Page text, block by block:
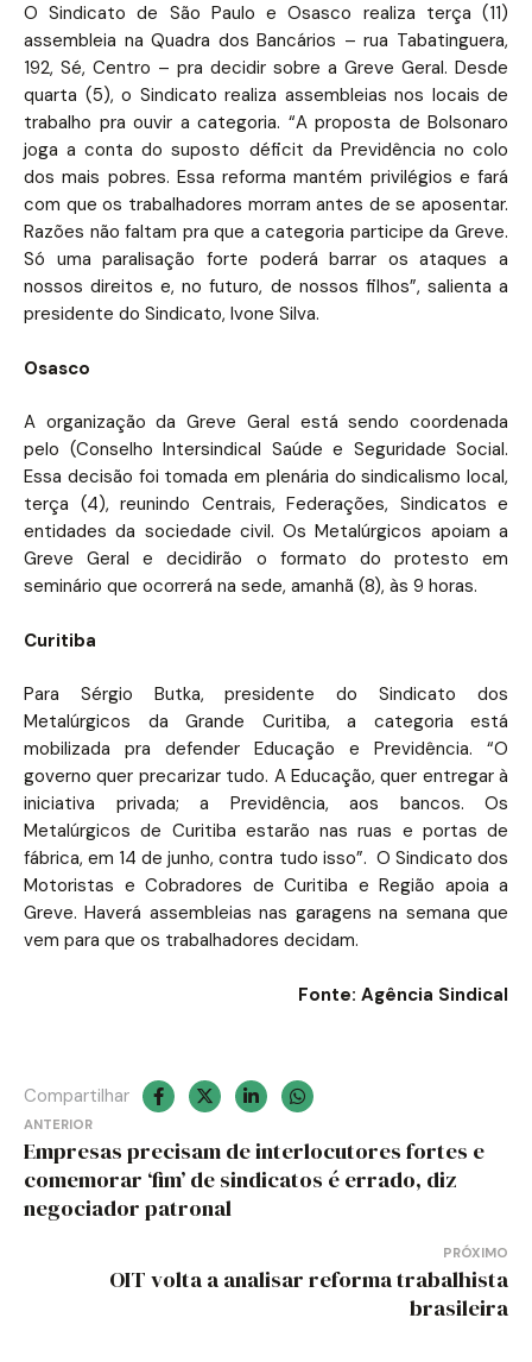
O Sindicato de São Paulo e Osasco realiza terça (11)
assembleia na Quadra dos Bancários – rua Tabatinguera,
192, Sé, Centro – pra decidir sobre a Greve Geral. Desde
quarta (5), o Sindicato realiza assembleias nos locais de
trabalho pra ouvir a categoria. “A proposta de Bolsonaro
joga a conta do suposto déficit da Previdência no colo
dos mais pobres. Essa reforma mantém privilégios e fará
com que os trabalhadores morram antes de se aposentar.
Razões não faltam pra que a categoria participe da Greve.
Só uma paralisação forte poderá barrar os ataques a
nossos direitos e, no futuro, de nossos filhos”, salienta a
presidente do Sindicato, Ivone Silva.
Osasco
A organização da Greve Geral está sendo coordenada
pelo (Conselho Intersindical Saúde e Seguridade Social.
Essa decisão foi tomada em plenária do sindicalismo local,
terça (4), reunindo Centrais, Federações, Sindicatos e
entidades da sociedade civil. Os Metalúrgicos apoiam a
Greve Geral e decidirão o formato do protesto em
seminário que ocorrerá na sede, amanhã (8), às 9 horas.
Curitiba
Para Sérgio Butka, presidente do Sindicato dos
Metalúrgicos da Grande Curitiba, a categoria está
mobilizada pra defender Educação e Previdência. “O
governo quer precarizar tudo. A Educação, quer entregar à
iniciativa privada; a Previdência, aos bancos. Os
Metalúrgicos de Curitiba estarão nas ruas e portas de
fábrica, em 14 de junho, contra tudo isso”. O Sindicato dos
Motoristas e Cobradores de Curitiba e Região apoia a
Greve. Haverá assembleias nas garagens na semana que
vem para que os trabalhadores decidam.
Fonte: Agência Sindical
Compartilhar
Navegação
de
ANTERIOR
Empresas precisam de interlocutores fortes e
comemorar ‘fim’ de sindicatos é errado, diz
negociador patronal
PRÓXIMO
OIT volta a analisar reforma trabalhista
brasileira